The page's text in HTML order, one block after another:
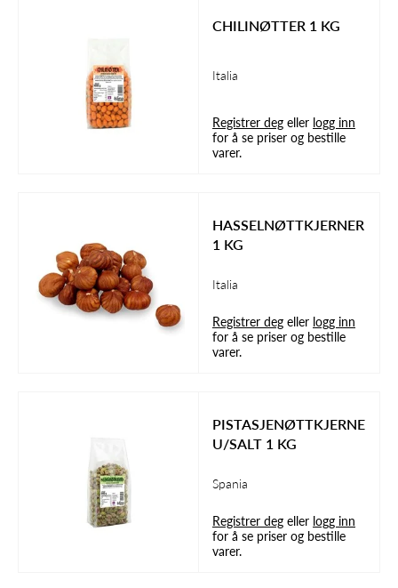
CHILINØTTER 1 KG
Italia
Registrer deg eller logg inn
for å se priser og bestille
varer.
HASSELNØTTKJERNER
1 KG
Italia
Registrer deg eller logg inn
for å se priser og bestille
varer.
PISTASJENØTTKJERNE
U/SALT 1 KG
Spania
Registrer deg eller logg inn
for å se priser og bestille
varer.